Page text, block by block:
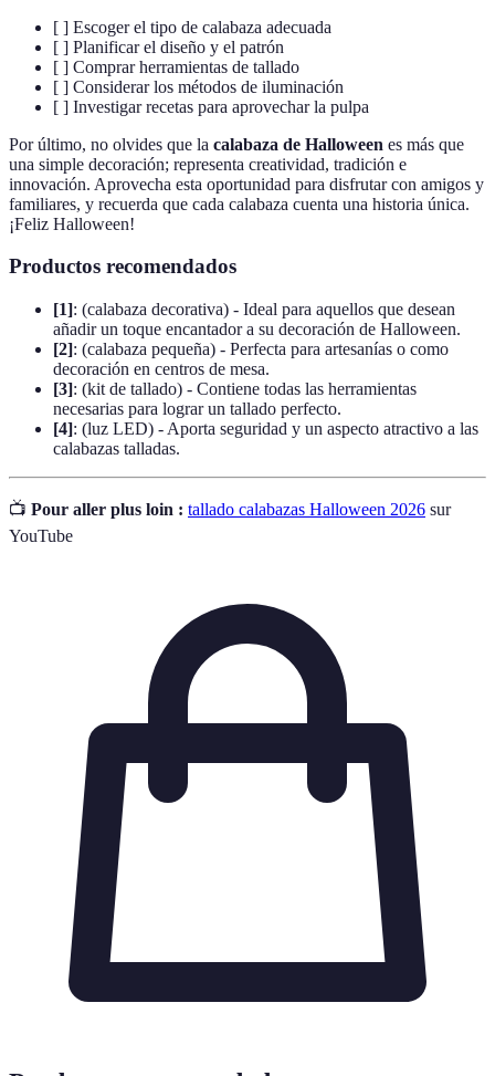
[ ] Escoger el tipo de calabaza adecuada
[ ] Planificar el diseño y el patrón
[ ] Comprar herramientas de tallado
[ ] Considerar los métodos de iluminación
[ ] Investigar recetas para aprovechar la pulpa
Por último, no olvides que la calabaza de Halloween es más que
una simple decoración; representa creatividad, tradición e
innovación. Aprovecha esta oportunidad para disfrutar con amigos y
familiares, y recuerda que cada calabaza cuenta una historia única.
¡Feliz Halloween!
Productos recomendados
[1]: (calabaza decorativa) - Ideal para aquellos que desean
añadir un toque encantador a su decoración de Halloween.
[2]: (calabaza pequeña) - Perfecta para artesanías o como
decoración en centros de mesa.
[3]: (kit de tallado) - Contiene todas las herramientas
necesarias para lograr un tallado perfecto.
[4]: (luz LED) - Aporta seguridad y un aspecto atractivo a las
calabazas talladas.
📺 Pour aller plus loin : tallado calabazas Halloween 2026 sur
YouTube